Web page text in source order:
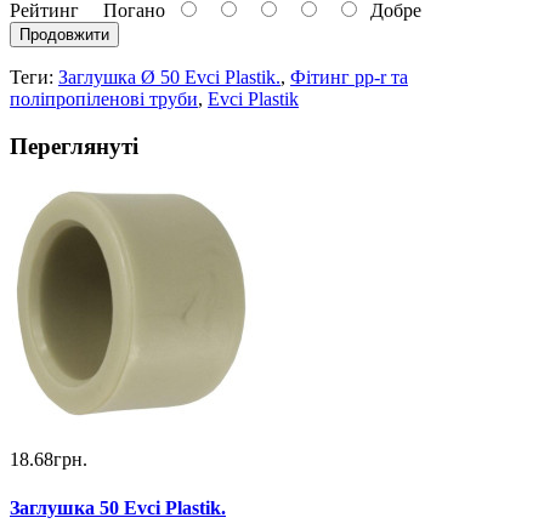
Рейтинг Погано Добре
Продовжити
Теги: Заглушка Ø 50 Evci Plastik., Фітинг pp-r та
поліпропіленові труби, Evci Plastik
Переглянуті
18.68грн.
Заглушка 50 Evci Plastik.